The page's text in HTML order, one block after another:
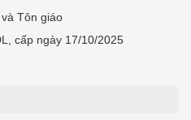
Tôn giáo
cấp ngày 17/10/2025